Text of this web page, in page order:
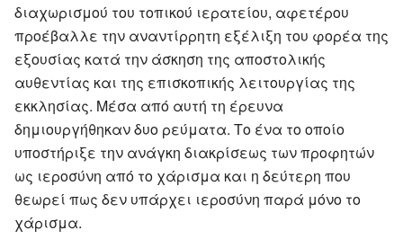
διαχωρισμού του τοπικού ιερατείου, αφετέρου
προέβαλλε την αναντίρρητη εξέλιξη του φορέα της
εξουσίας κατά την άσκηση της αποστολικής
αυθεντίας και της επισκοπικής λειτουργίας της
εκκλησίας. Μέσα από αυτή τη έρευνα
δημιουργήθηκαν δυο ρεύματα. Το ένα το οποίο
υποστήριξε την ανάγκη διακρίσεως των προφητών
ως ιεροσύνη από το χάρισμα και η δεύτερη που
θεωρεί πως δεν υπάρχει ιεροσύνη παρά μόνο το
χάρισμα.